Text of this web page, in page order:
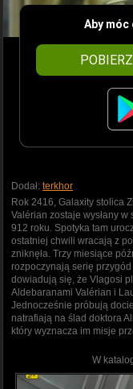
Aby
Dodał: terkhor
Rok 2416, Galaxity stolica
Valérian zostaje wysłany
912 roku. Spotyka tam
ostatniej chwili wracają z
zniknęła. Trzy miesiące
rozpoczynają serię
dowiadują się, że Vlagosi
Aldebaranami Valérian i
Jednocześnie próbują
natrafiają na ślad doktora
który wyznacza im misje
W